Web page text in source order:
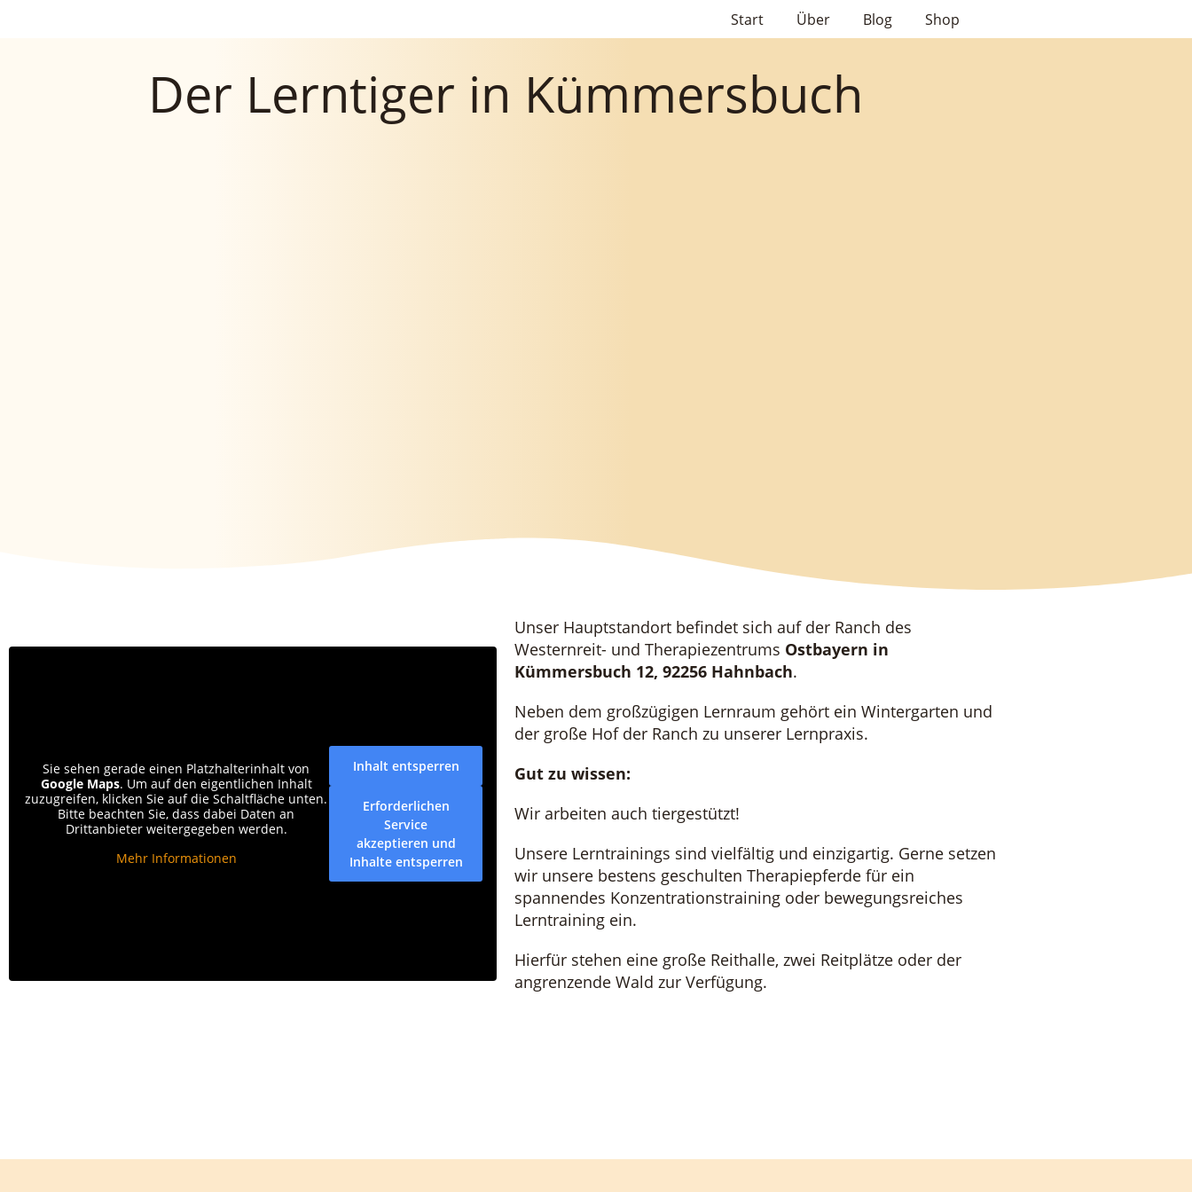
Start Über Blog Shop
Der Lerntiger in Kümmersbuch
Sie sehen gerade einen Platzhalterinhalt von
Google Maps. Um auf den eigentlichen Inhalt
zuzugreifen, klicken Sie auf die Schaltfläche unten.
Bitte beachten Sie, dass dabei Daten an
Drittanbieter weitergegeben werden.
Mehr Informationen
Inhalt entsperren
Erforderlichen
Service
akzeptieren und
Inhalte entsperren
Unser Hauptstandort befindet sich auf der Ranch des
Westernreit- und Therapiezentrums Ostbayern in
Kümmersbuch 12, 92256 Hahnbach.
Neben dem großzügigen Lernraum gehört ein Wintergarten und
der große Hof der Ranch zu unserer Lernpraxis.
Gut zu wissen:
Wir arbeiten auch tiergestützt!
Unsere Lerntrainings sind vielfältig und einzigartig. Gerne setzen
wir unsere bestens geschulten Therapiepferde für ein
spannendes Konzentrationstraining oder bewegungsreiches
Lerntraining ein.
Hierfür stehen eine große Reithalle, zwei Reitplätze oder der
angrenzende Wald zur Verfügung.